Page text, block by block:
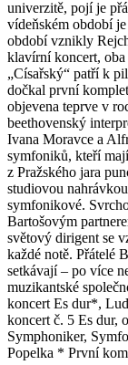
univerzitě, pojí je
vídeňském období
období vznikly
klavírní koncert,
„Císařský“ patří k
dočkal první
objevena teprve v
beethovenský
Ivana Moravce a
symfoniků, kteří
z Pražského jara
studiovou
symfonikové.
Bartošovým
světový dirigent se
každé notě. Přátelé
setkávají – po více
muzikantské
koncert Es dur*,
koncert č. 5 Es dur,
Symphoniker,
Popelka * První